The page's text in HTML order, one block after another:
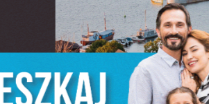
momencie możesz
Niezbędne
Niezbędne pliki